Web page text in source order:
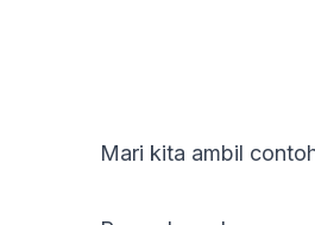
Mari kita ambil